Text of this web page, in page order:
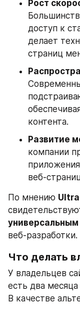
Рост
доступ к
делает
страниц
контента.
Развитие
компании
веб-
По мнению
веб-разработки.
Что делать
У владельцев
есть два
В качестве